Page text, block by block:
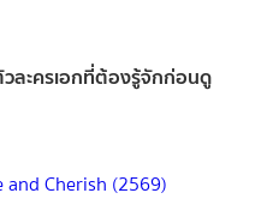
ละครเอกที่ต้องรู้จักก่อนดู